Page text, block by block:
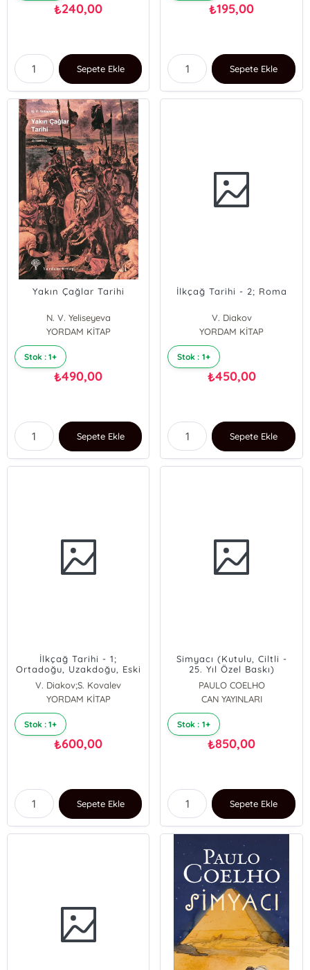
₺240,00
Sepete Ekle
₺195,00
Sepete Ekle
Yakın Çağlar Tarihi
N. V. Yeliseyeva
YORDAM KİTAP
Stok : 1+
₺490,00
Sepete Ekle
İlkçağ Tarihi - 2; Roma
V. Diakov
YORDAM KİTAP
Stok : 1+
₺450,00
Sepete Ekle
İlkçağ Tarihi - 1;
Ortadoğu, Uzakdoğu, Eski
Yunan
V. Diakov;S. Kovalev
YORDAM KİTAP
Stok : 1+
₺600,00
Sepete Ekle
Simyacı (Kutulu, Ciltli -
25. Yıl Özel Baskı)
PAULO COELHO
CAN YAYINLARI
Stok : 1+
₺850,00
Sepete Ekle